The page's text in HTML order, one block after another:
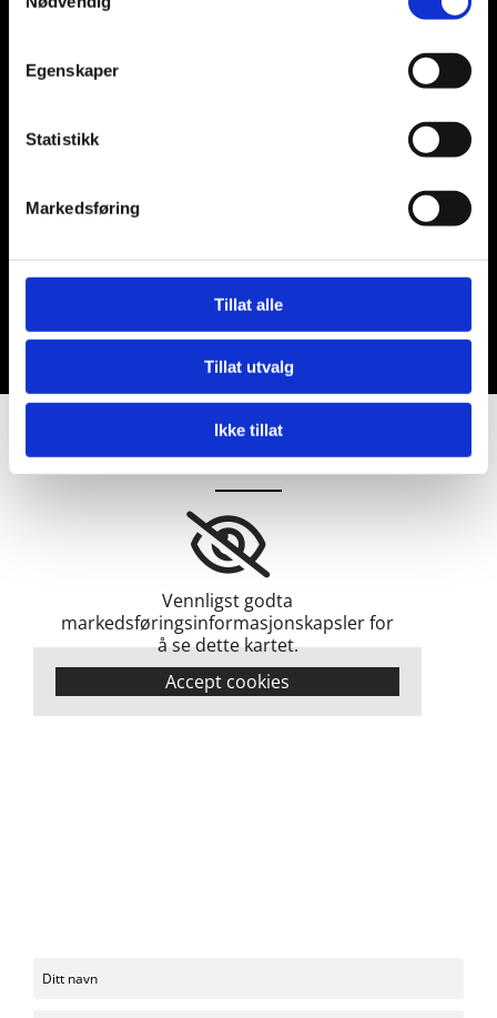
Egenskaper
Statistikk
Markedsføring
Tillat alle
Tillat utvalg
Ikke tillat
flere.
KONTAKT OSS
Vennligst godta
markedsføringsinformasjonskapsler for
å se dette kartet.
Accept cookies